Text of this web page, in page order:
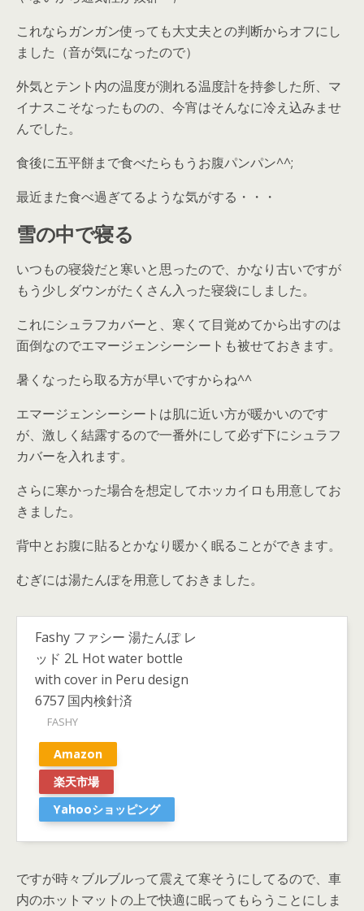
これならガンガン使っても大丈夫との判断からオフにし
ました（音が気になったので）
外気とテント内の温度が測れる温度計を持参した所、マ
イナスこそなったものの、今宵はそんなに冷え込みませ
んでした。
食後に五平餅まで食べたらもうお腹パンパン^^;
最近また食べ過ぎてるような気がする・・・
雪の中で寝る
いつもの寝袋だと寒いと思ったので、かなり古いですが
もう少しダウンがたくさん入った寝袋にしました。
これにシュラフカバーと、寒くて目覚めてから出すのは
面倒なのでエマージェンシーシートも被せておきます。
暑くなったら取る方が早いですからね^^
エマージェンシーシートは肌に近い方が暖かいのです
が、激しく結露するので一番外にして必ず下にシュラフ
カバーを入れます。
さらに寒かった場合を想定してホッカイロも用意してお
きました。
背中とお腹に貼るとかなり暖かく眠ることができます。
むぎには湯たんぽを用意しておきました。
Fashy ファシー 湯たんぽ レ
ッド 2L Hot water bottle
with cover in Peru design
6757 国内検針済
FASHY
Amazon
楽天市場
Yahooショッピング
ですが時々ブルブルって震えて寒そうにしてるので、車
内のホットマットの上で快適に眠ってもらうことにしま